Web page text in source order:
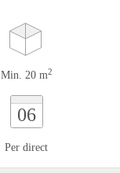
Min. 20 m2
06
Per direct